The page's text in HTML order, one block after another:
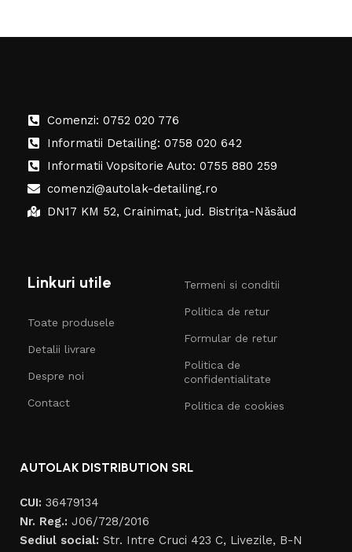
Comenzi: 0752 020 776
Informatii Detailing: 0758 020 642
Informatii Vopsitorie Auto: 0755 880 259
comenzi@autolak-detailing.ro
DN17 KM 52, Crainimat, jud. Bistrița-Năsăud
Linkuri utile
Toate produsele
Detalii livrare
Despre noi
Contact
Termeni si conditii
Politica de retur
Formular de retur
Politica de
confidentialitate
Politica de cookies
AUTOLAK DISTRIBUTION SRL
CUI: 36479134
Nr. Reg.: J06/728/2016
Sediul social: Str. Intre Cruci 423 C, Livezile, B-N